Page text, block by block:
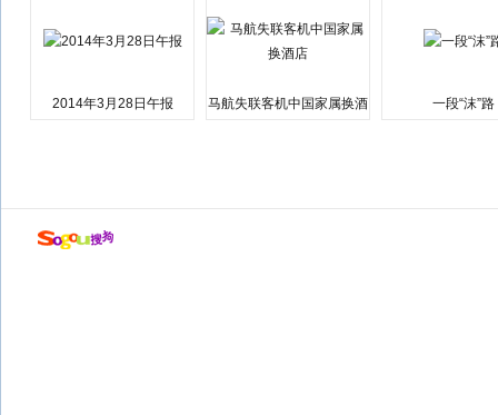
2014年3月28日午报
马航失联客机中国家属换酒
一段“沫”路